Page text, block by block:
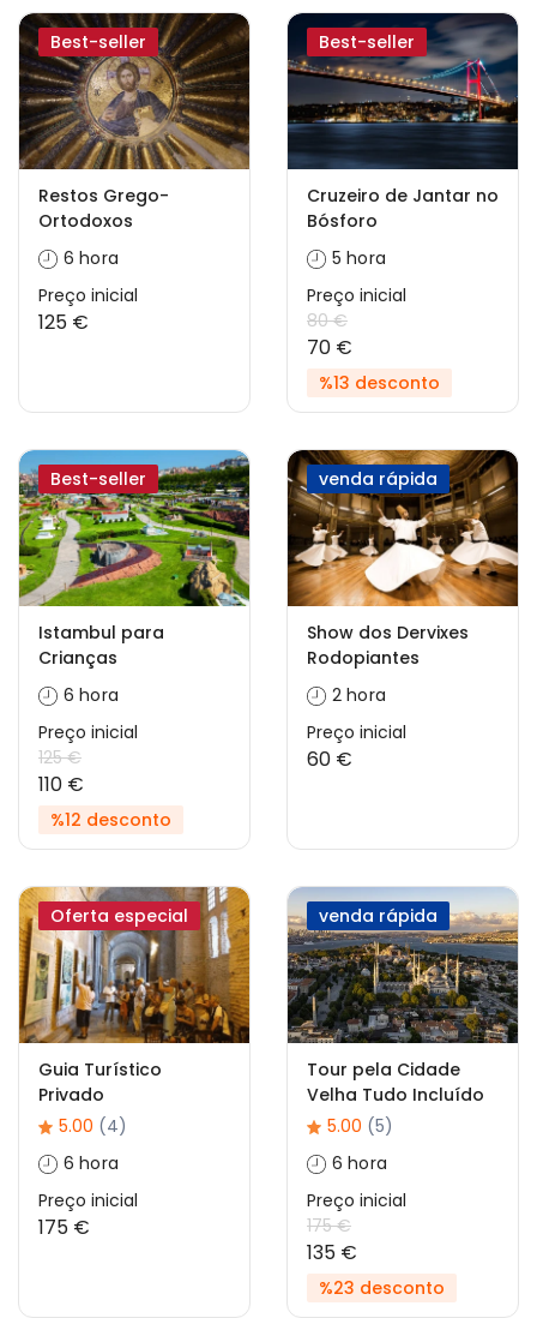
Best-seller
Restos Grego-
Ortodoxos
6 hora
Preço inicial
125 €
Best-seller
Cruzeiro de Jantar no
Bósforo
5 hora
Preço inicial
80 €
70 €
%13 desconto
Best-seller
Istambul para
Crianças
6 hora
Preço inicial
125 €
110 €
%12 desconto
venda rápida
Show dos Dervixes
Rodopiantes
2 hora
Preço inicial
60 €
Oferta especial
Guia Turístico
Privado
5.00 (4)
6 hora
Preço inicial
175 €
venda rápida
Tour pela Cidade
Velha Tudo Incluído
5.00 (5)
6 hora
Preço inicial
175 €
135 €
%23 desconto